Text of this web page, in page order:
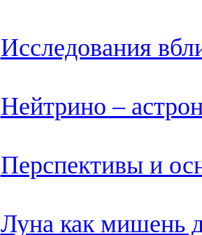
Исследования
Нейтрино –
Перспективы и
Луна как мишень